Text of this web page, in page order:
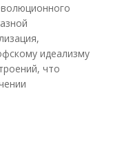
идеализму
что